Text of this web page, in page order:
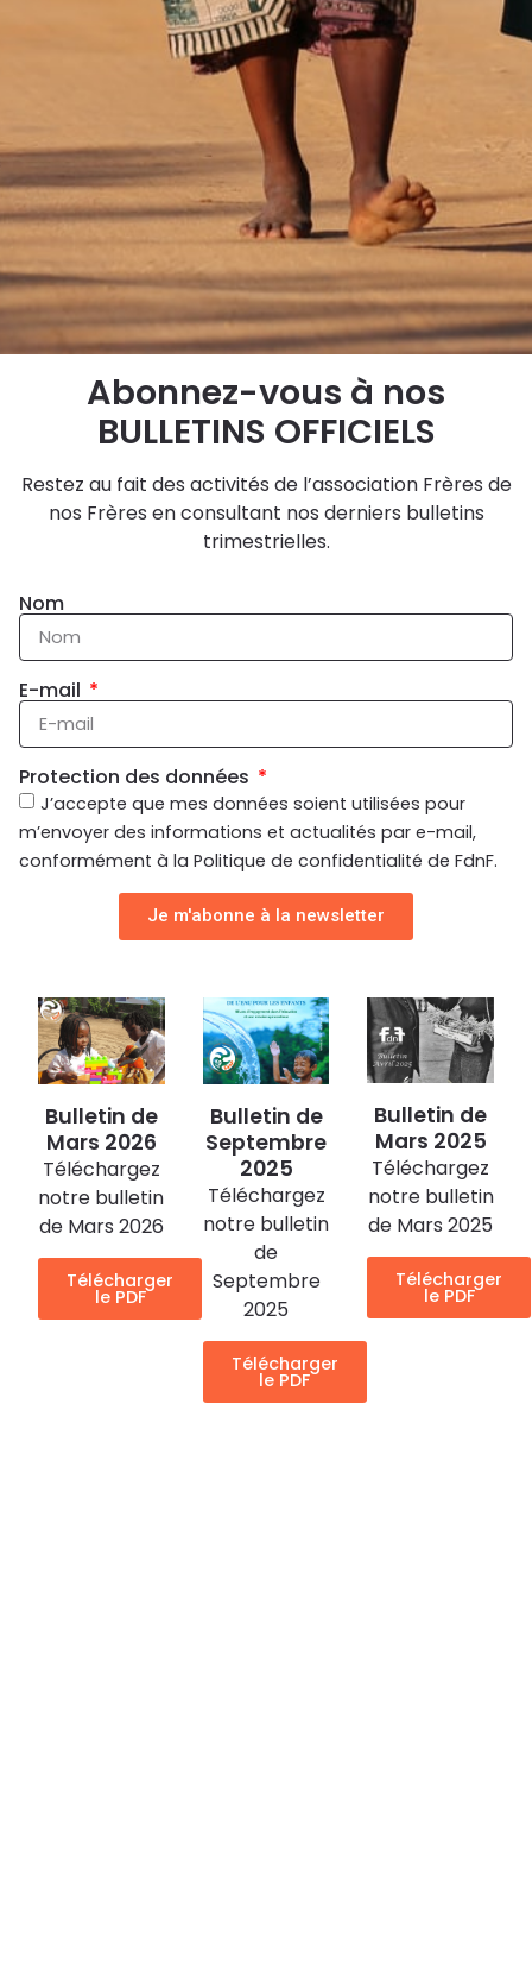
Abonnez-vous à nos
BULLETINS OFFICIELS
Restez au fait des activités de l’association Frères de
nos Frères en consultant nos derniers bulletins
trimestrielles.
Nom
E-mail
Protection des données
J’accepte que mes données soient utilisées pour
m’envoyer des informations et actualités par e-mail,
conformément à la Politique de confidentialité de FdnF.
Je m'abonne à la newsletter
Bulletin de
Mars 2026
Téléchargez
notre bulletin
de Mars 2026
Télécharger
le PDF
Bulletin de
Septembre
2025
Téléchargez
notre bulletin
de
Septembre
2025
Télécharger
le PDF
Bulletin de
Mars 2025
Téléchargez
notre bulletin
de Mars 2025
Télécharger
le PDF